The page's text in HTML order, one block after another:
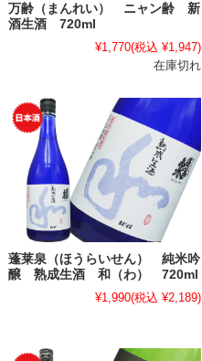
万齢（まんれい） ニャン齢 新
酒生酒 720ml
¥1,770(税込 ¥1,947)
在庫切れ
蓬莱泉（ほうらいせん） 純米吟
醸 熟成生酒 和（わ） 720ml
¥1,990(税込 ¥2,189)